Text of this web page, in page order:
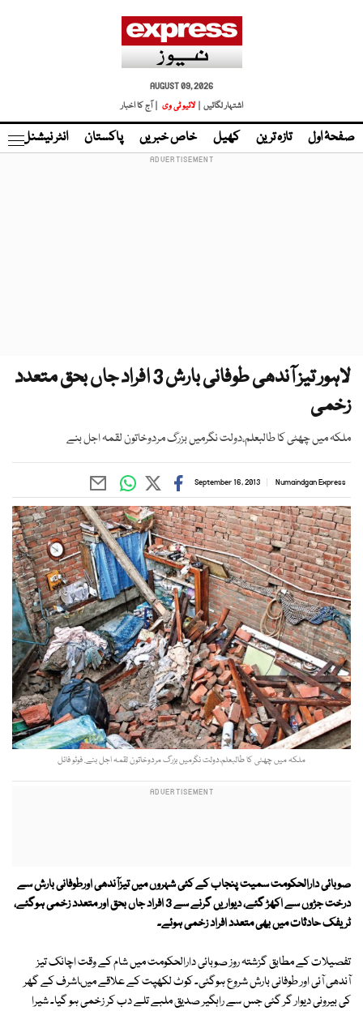
AUGUST 09, 2026
اشتہار لگائیں |
لائیو ٹی وی | آج کا اخبار
صفحۂ اول تازہ ترین کھیل خاص خبریں پاکستان انٹر نیشنل
لاہور تیز آندھی طوفانی بارش 3 افراد جاں بحق متعدد
زخمی
ملکہ میں چھٹی کا طالبعلم،دولت نگرمیں بزرگ مردوخاتون لقمہ اجل بنے
Numaindgan Express
September 16, 2013
ملکہ میں چھٹی کا طالبعلم،دولت نگرمیں بزرگ مردوخاتون لقمہ اجل بنے. فوٹو فائل
صوبائی دارالحکومت سمیت پنجاب کے کئی شہروں میں تیزآندھی اورطوفانی بارش سے
درخت جڑوں سے اکھڑ گئے، دیواریں گرنے سے 3 افراد جاں بحق اور متعدد زخمی ہوگئے،
ٹریفک حادثات میں بھی متعدد افراد زخمی ہوئے۔
تفصیلات کے مطابق گزشتہ روز صوبائی دارالحکومت میں شام کے وقت اچانک تیز
آندھی آئی اور طوفانی بارش شروع ہوگئی۔ کوٹ لکھپت کے علاقے میںاشرف کے گھر
کی بیرونی دیوار گر گئی جس سے راہگیر صدیق ملبے تلے دب کر زخمی ہو گیا۔ شیرا